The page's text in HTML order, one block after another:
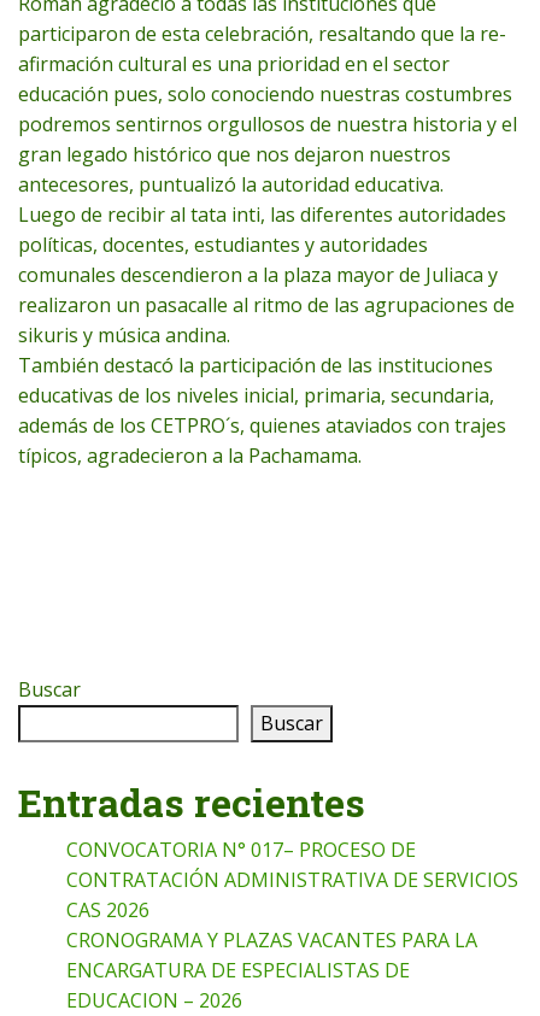
participaron de esta celebración, resaltando que la re-
afirmación cultural es una prioridad en el sector
educación pues, solo conociendo nuestras costumbres
podremos sentirnos orgullosos de nuestra historia y el
gran legado histórico que nos dejaron nuestros
antecesores, puntualizó la autoridad educativa.
Luego de recibir al tata inti, las diferentes autoridades
políticas, docentes, estudiantes y autoridades
comunales descendieron a la plaza mayor de Juliaca y
realizaron un pasacalle al ritmo de las agrupaciones de
sikuris y música andina.
También destacó la participación de las instituciones
educativas de los niveles inicial, primaria, secundaria,
además de los CETPRO´s, quienes ataviados con trajes
típicos, agradecieron a la Pachamama.
Buscar
Buscar
Entradas recientes
CONVOCATORIA N° 017– PROCESO DE
CONTRATACIÓN ADMINISTRATIVA DE SERVICIOS
CAS 2026
CRONOGRAMA Y PLAZAS VACANTES PARA LA
ENCARGATURA DE ESPECIALISTAS DE
EDUCACION – 2026